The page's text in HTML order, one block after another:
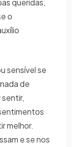
queridas,
o
sensível se
de
melhor.
e se nos